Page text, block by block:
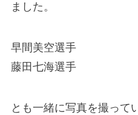
ました。
早間美空選手
藤田七海選手
とも一緒に写真を撮って